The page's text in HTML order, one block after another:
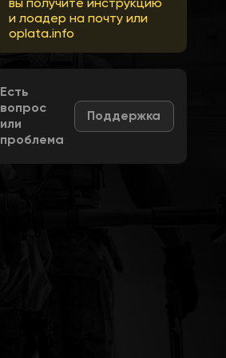
вы получите инструкцию
и лоадер на почту или
oplata.info
Есть
вопрос
или
проблема
Поддержка